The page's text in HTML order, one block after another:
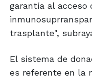
garantía al acceso
trasplante",
El sistema de
es referente en la